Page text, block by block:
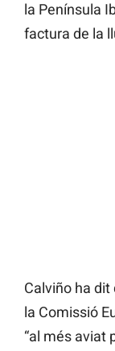
la Península
factura de la
Calviño ha dit
la Comissió
“al més aviat